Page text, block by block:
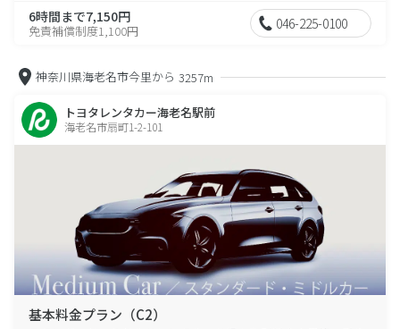
6時間まで7,150円
免責補償制度1,100円 046-225-0100
神奈川県海老名市今里から 3257m
トヨタレンタカー海老名駅前
海老名市扇町1-2-101
基本料金プラン（C2）